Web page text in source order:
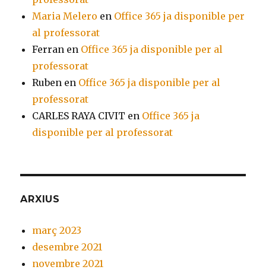
Maria Melero en Office 365 ja disponible per
al professorat
Ferran en Office 365 ja disponible per al
professorat
Ruben en Office 365 ja disponible per al
professorat
CARLES RAYA CIVIT en Office 365 ja
disponible per al professorat
ARXIUS
març 2023
desembre 2021
novembre 2021